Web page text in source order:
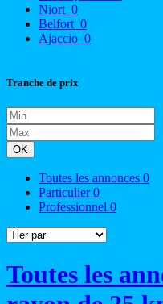
Niort 0
Belfort 0
Ajaccio 0
Tranche de prix
OK
Toutes les annonces 0
Particulier0
Professionnel 0
Toutes les